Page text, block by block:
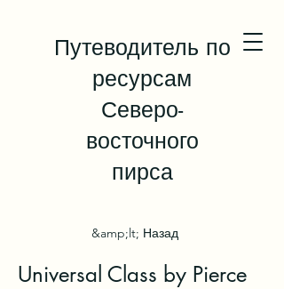
Путеводитель по
ресурсам
Северо-
восточного
пирса
&amp;lt; Назад
Universal Class by Pierce